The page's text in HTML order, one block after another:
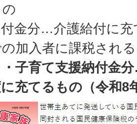
金分…介護給付に
加入者に課税され
子育て支援納付金
充てるもの（令和8